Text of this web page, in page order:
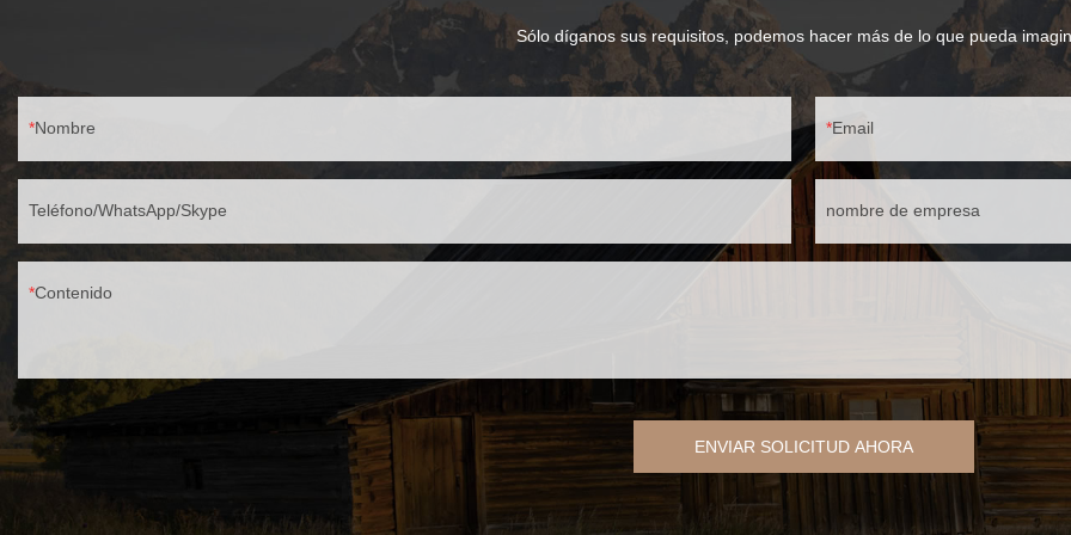
Sólo díganos sus requisitos, podemos hacer más de lo que pueda
Nombre Email
Teléfono/WhatsApp/Skype nombre de empresa
Contenido
ENVIAR SOLICITUD AHORA